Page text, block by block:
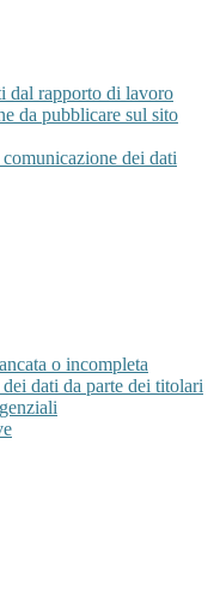
dal rapporto di lavoro
da pubblicare sul sito
dei dati
o incompleta
dati da parte dei titolari